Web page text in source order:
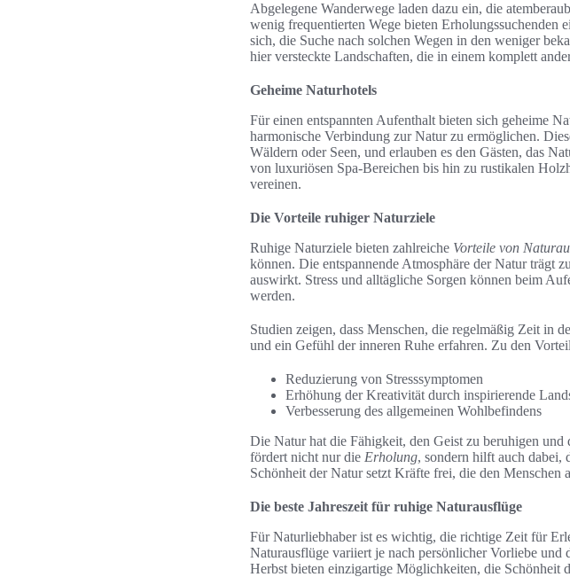
Abgelegene Wanderwege laden dazu ein, die
wenig frequentierten Wege bieten Erholungssuchenden
sich, die Suche nach solchen Wegen in den weniger
hier versteckte Landschaften, die in einem komplett
Geheime Naturhotels
Für einen entspannten Aufenthalt bieten sich geheime
harmonische Verbindung zur Natur zu ermöglichen.
Wäldern oder Seen, und erlauben es den Gästen, das
von luxuriösen Spa-Bereichen bis hin zu rustikalen
vereinen.
Die Vorteile ruhiger Naturziele
Ruhige Naturziele bieten zahlreiche Vorteile von
können. Die entspannende Atmosphäre der Natur trägt
auswirkt. Stress und alltägliche Sorgen können beim
werden.
Studien zeigen, dass Menschen, die regelmäßig Zeit in
und ein Gefühl der inneren Ruhe erfahren. Zu den
Reduzierung von Stresssymptomen
Erhöhung der Kreativität durch inspirierende
Verbesserung des allgemeinen Wohlbefindens
Die Natur hat die Fähigkeit, den Geist zu beruhigen
fördert nicht nur die Erholung, sondern hilft auch dabei,
Schönheit der Natur setzt Kräfte frei, die den Menschen
Die beste Jahreszeit für ruhige Naturausflüge
Für Naturliebhaber ist es wichtig, die richtige Zeit für
Naturausflüge variiert je nach persönlicher Vorliebe
Herbst bieten einzigartige Möglichkeiten, die Schönheit